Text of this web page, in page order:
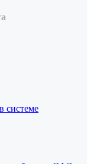
системе